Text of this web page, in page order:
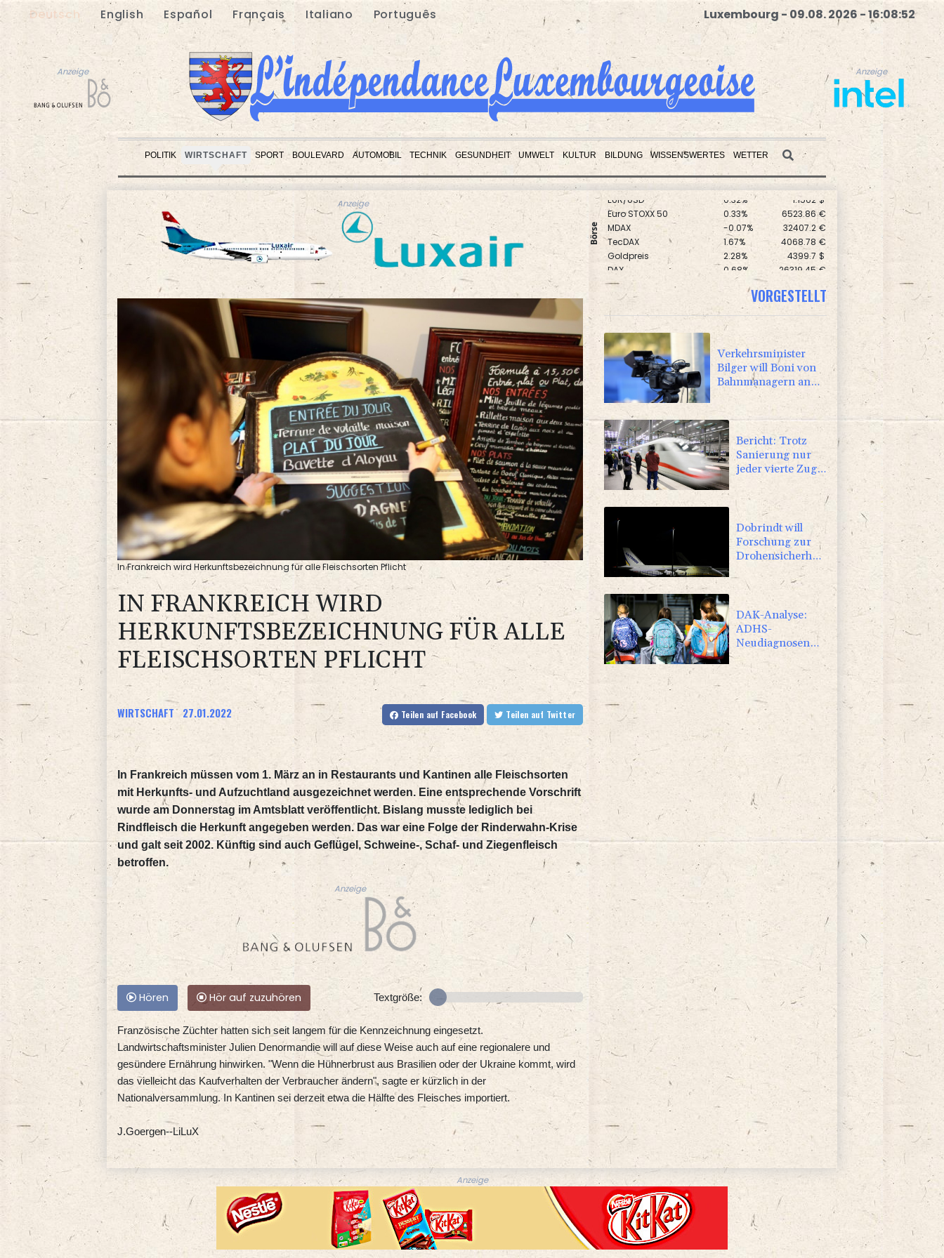
Deutsch English Español Français Italiano Português Luxembourg - 09.08. 2026 - 16:08:53
Anzeige Anzeige
POLITIK WIRTSCHAFT SPORT BOULEVARD AUTOMOBIL TECHNIK GESUNDHEIT UMWELT KULTUR BILDUNG WISSENSWERTES WETTER
Anzeige
Anzeige
Börse
EUR/USD 0.32% 1.1562
Euro STOXX 50
0.33% 6523.86 €
MDAX
-0.07% 32407.2 €
TecDAX
1.67% 4068.78 €
Goldpreis
2.28% 4399.7 $
DAX
0.68% 26319.45 €
SDAX
0.51% 18659.63 €
In Frankreich wird Herkunftsbezeichnung für alle Fleischsorten Pflicht
IN FRANKREICH WIRD
HERKUNFTSBEZEICHNUNG FÜR ALLE
FLEISCHSORTEN PFLICHT
WIRTSCHAFT 27.01.2022 Teilen auf Facebook Teilen auf Twitter
In Frankreich müssen vom 1. März an in Restaurants und Kantinen alle Fleischsorten
mit Herkunfts- und Aufzuchtland ausgezeichnet werden. Eine entsprechende Vorschrift
wurde am Donnerstag im Amtsblatt veröffentlicht. Bislang musste lediglich bei
Rindfleisch die Herkunft angegeben werden. Das war eine Folge der Rinderwahn-Krise
und galt seit 2002. Künftig sind auch Geflügel, Schweine-, Schaf- und Ziegenfleisch
betroffen.
Anzeige
Hören Hör auf zuzuhören Textgröße:
Französische Züchter hatten sich seit langem für die Kennzeichnung eingesetzt.
Landwirtschaftsminister Julien Denormandie will auf diese Weise auch auf eine regionalere und
gesündere Ernährung hinwirken. "Wenn die Hühnerbrust aus Brasilien oder der Ukraine kommt, wird
das vielleicht das Kaufverhalten der Verbraucher ändern", sagte er kürzlich in der
Nationalversammlung. In Kantinen sei derzeit etwa die Hälfte des Fleisches importiert.
J.Goergen--LiLuX
VORGESTELLT
Verkehrsminister
Bilger will Boni von
Bahnmanagern an
Ziele knüpfen
Bericht: Trotz
Sanierung nur
jeder vierte Zug
zwischen
Hamburg und
Berlin pünktlich
Dobrindt will
Forschung zur
Drohensicherheit
in Deutschland
ausbauen
DAK-Analyse:
ADHS-
Neudiagnosen
deutlich
gestiegen
Anzeige